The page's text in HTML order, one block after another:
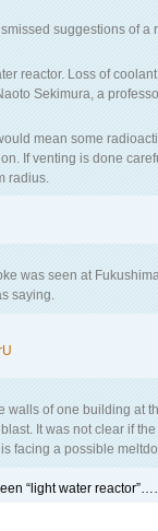
suggestions of a
reactor. Loss of
Sekimura, a
mean some
If venting is done
radius.
was seen at
saying.
walls of one building at
It was not clear if
facing a possible
“light water